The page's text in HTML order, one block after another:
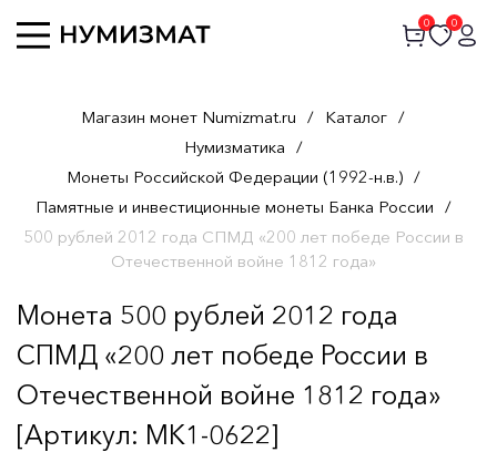
0 0
Магазин монет Numizmat.ru / Каталог /
Нумизматика /
Монеты Российской Федерации (1992-н.в.) /
Памятные и инвестиционные монеты Банка России /
500 рублей 2012 года СПМД «200 лет победе России в
Отечественной войне 1812 года»
Монета 500 рублей 2012 года
СПМД «200 лет победе России в
Отечественной войне 1812 года»
[Артикул: MK1-0622]